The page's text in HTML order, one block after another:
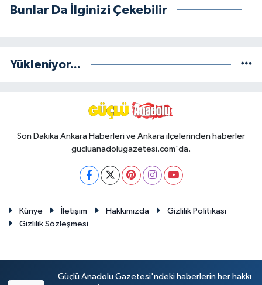
Bunlar Da İlginizi Çekebilir
Yükleniyor...
Son Dakika Ankara Haberleri ve Ankara ilçelerinden haberler
gucluanadolugazetesi.com'da.
Künye İletişim Hakkımızda
Gizlilik Politikası
Gizlilik Sözleşmesi
Güçlü Anadolu Gazetesi'ndeki haberlerin her hakkı